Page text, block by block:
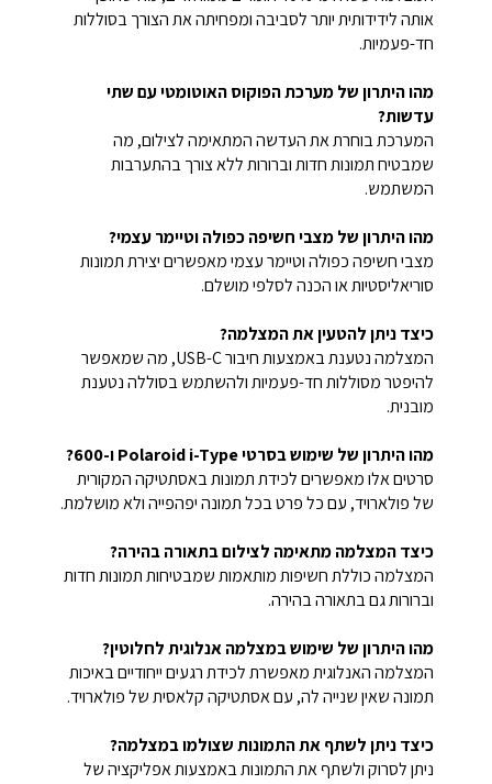
אותה לידידותית יותר לסביבה ומפחיתה את הצורך בסוללות
חד-פעמיות.
מהו היתרון של מערכת הפוקוס האוטומטי עם שתי
עדשות?
המערכת בוחרת את העדשה המתאימה לצילום, מה
שמבטיח תמונות חדות וברורות ללא צורך בהתערבות
המשתמש.
מהו היתרון של מצבי חשיפה כפולה וטיימר עצמי?
מצבי חשיפה כפולה וטיימר עצמי מאפשרים יצירת תמונות
סוריאליסטיות או הכנה לסלפי מושלם.
כיצד ניתן להטעין את המצלמה?
המצלמה נטענת באמצעות חיבור USB-C, מה שמאפשר
להיפטר מסוללות חד-פעמיות ולהשתמש בסוללה נטענת
מובנית.
מהו היתרון של שימוש בסרטי Polaroid i-Type ו-600?
סרטים אלו מאפשרים לכידת תמונות באסתטיקה המקורית
של פולארויד, עם כל פרט בכל תמונה יפהפייה ולא מושלמת.
כיצד המצלמה מתאימה לצילום בתאורה בהירה?
המצלמה כוללת חשיפות מותאמות שמבטיחות תמונות חדות
וברורות גם בתאורה בהירה.
מהו היתרון של שימוש במצלמה אנלוגית לחלוטין?
המצלמה האנלוגית מאפשרת לכידת רגעים ייחודיים באיכות
תמונה שאין שנייה לה, עם אסתטיקה קלאסית של פולארויד.
כיצד ניתן לשתף את התמונות שצולמו במצלמה?
ניתן לסרוק ולשתף את התמונות באמצעות אפליקציה של